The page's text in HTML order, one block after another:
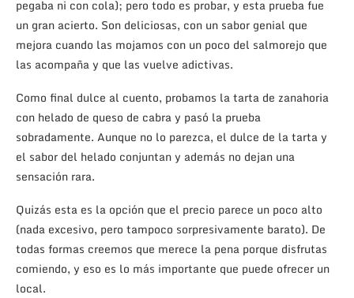
pegaba ni con cola); pero todo es probar, y esta prueba fue
un gran acierto. Son deliciosas, con un sabor genial que
mejora cuando las mojamos con un poco del salmorejo que
las acompaña y que las vuelve adictivas.
Como final dulce al cuento, probamos la tarta de zanahoria
con helado de queso de cabra y pasó la prueba
sobradamente. Aunque no lo parezca, el dulce de la tarta y
el sabor del helado conjuntan y además no dejan una
sensación rara.
Quizás esta es la opción que el precio parece un poco alto
(nada excesivo, pero tampoco sorpresivamente barato). De
todas formas creemos que merece la pena porque disfrutas
comiendo, y eso es lo más importante que puede ofrecer un
local.